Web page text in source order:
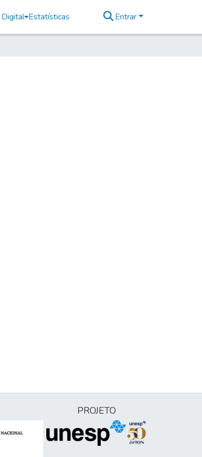
Digital Estatísticas Entrar
PROJETO